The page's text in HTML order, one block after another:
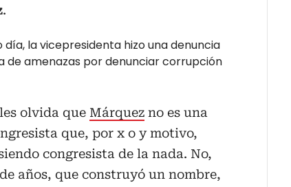
.
día, la vicepresidenta hizo una denuncia
de amenazas por denunciar corrupción
olvida que Márquez no es una
que, por x o y motivo,
congresista de la nada. No,
años, que construyó un nombre,